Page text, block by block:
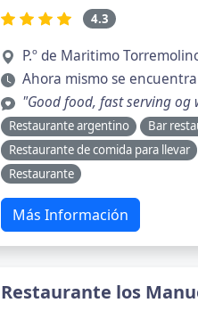
4.3
P.º de Maritimo
Ahora mismo se
"Good food, fast serving og
Restaurante argentino Bar
Restaurante de comida para llevar
Restaurante
Más Información
Restaurante los